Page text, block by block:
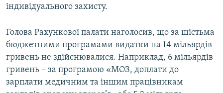
індивідуального захисту.
Голова Рахункової палати наголосив, що за шістьма
бюджетними програмами видатки на 14 мільярдів
гривень не здійснювалися. Наприклад, 6 мільярдів
гривень – за програмою «МОЗ, доплати до
зарплати медичним та іншим працівникам